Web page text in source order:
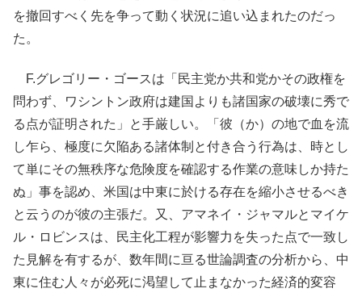
を撤回すべく先を争って動く状況に追い込まれたのだっ
た。
F.グレゴリー・ゴースは「民主党か共和党かその政権を
問わず、ワシントン政府は建国よりも諸国家の破壊に秀で
る点が証明された」と手厳しい。「彼（か）の地で血を流
し乍ら、極度に欠陥ある諸体制と付き合う行為は、時とし
て単にその無秩序な危険度を確認する作業の意味しか持た
ぬ」事を認め、米国は中東に於ける存在を縮小させるべき
と云うのが彼の主張だ。又、アマネイ・ジャマルとマイケ
ル・ロビンスは、民主化工程が影響力を失った点で一致し
た見解を有するが、数年間に亘る世論調査の分析から、中
東に住む人々が必死に渇望して止まなかった経済的変容